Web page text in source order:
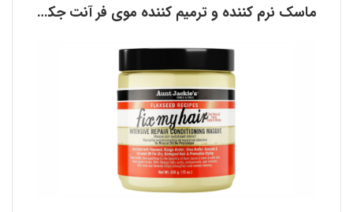
ماسک نرم کننده و ترمیم کننده موی فر آنت جکیز AUNT JACKIE’S